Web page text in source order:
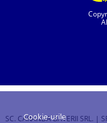
SC. CARANDA BATERII SRL. |
Cookie-urile